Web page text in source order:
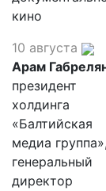
кино
10 августа
Арам
президент
холдинга
«Балтийская
медиа группа»,
генеральный
директор